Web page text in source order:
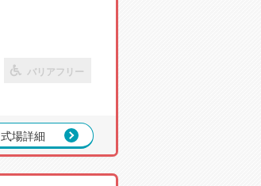
バリアフリー
式場詳細